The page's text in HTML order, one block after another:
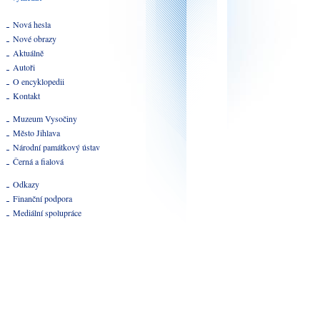
Nová hesla
Nové obrazy
Aktuálně
Autoři
O encyklopedii
Kontakt
Muzeum Vysočiny
Město Jihlava
Národní památkový ústav
Černá a fialová
Odkazy
Finanční podpora
Mediální spolupráce